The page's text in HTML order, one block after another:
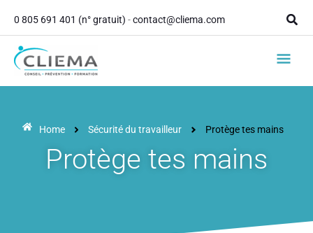
principal
contenu
0 805 691 401 (n° gratuit) -contact@cliema.com
Home Sécurité du travailleur Protège tes mains
Protège tes mains